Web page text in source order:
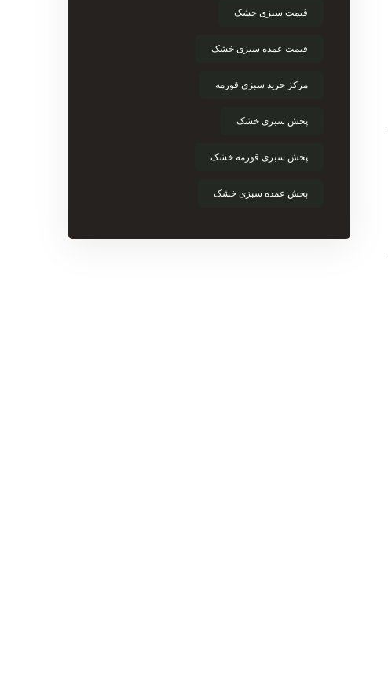
قیمت سبزی خشک
قیمت عمده سبزی خشک
مرکز خرید سبزی قورمه
پخش سبزی خشک
پخش سبزی قورمه خشک
پخش عمده سبزی خشک